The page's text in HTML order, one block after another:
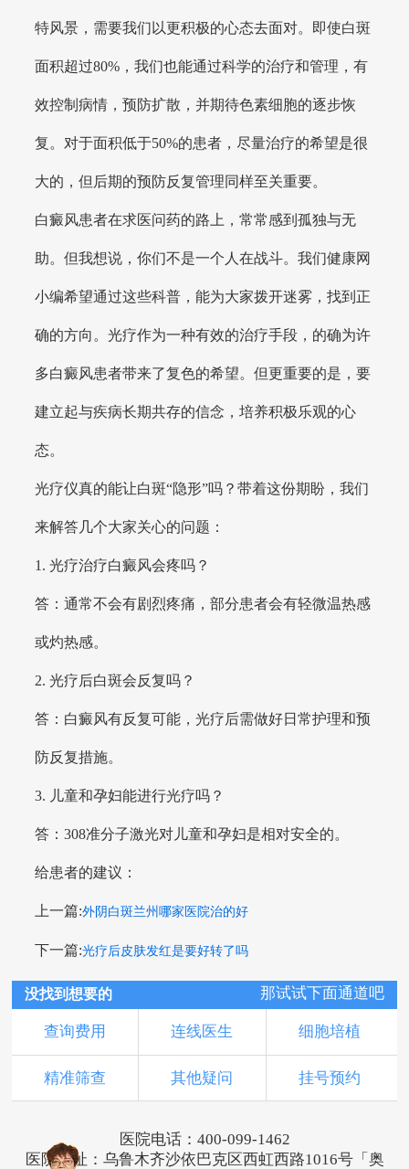
特风景，需要我们以更积极的心态去面对。即使白斑
面积超过80%，我们也能通过科学的治疗和管理，有
效控制病情，预防扩散，并期待色素细胞的逐步恢
复。对于面积低于50%的患者，尽量治疗的希望是很
大的，但后期的预防反复管理同样至关重要。
白癜风患者在求医问药的路上，常常感到孤独与无
助。但我想说，你们不是一个人在战斗。我们健康网
小编希望通过这些科普，能为大家拨开迷雾，找到正
确的方向。光疗作为一种有效的治疗手段，的确为许
多白癜风患者带来了复色的希望。但更重要的是，要
建立起与疾病长期共存的信念，培养积极乐观的心
态。
光疗仪真的能让白斑“隐形”吗？带着这份期盼，我们
来解答几个大家关心的问题：
1. 光疗治疗白癜风会疼吗？
答：通常不会有剧烈疼痛，部分患者会有轻微温热感
或灼热感。
2. 光疗后白斑会反复吗？
答：白癜风有反复可能，光疗后需做好日常护理和预
防反复措施。
3. 儿童和孕妇能进行光疗吗？
答：308准分子激光对儿童和孕妇是相对安全的。
给患者的建议：
上一篇:外阴白斑兰州哪家医院治的好
下一篇:光疗后皮肤发红是要好转了吗
没找到想要的 那试试下面通道吧
查询费用 连线医生 细胞培植
精准筛查 其他疑问 挂号预约
医院电话：400-099-1462
医院地址：乌鲁木齐沙依巴克区西虹西路1016号「奥